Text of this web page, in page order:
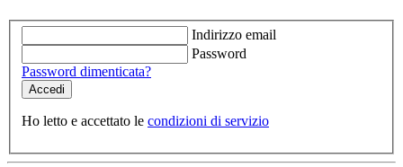
Indirizzo email
Password
Password dimenticata?
Ho letto e accettato le condizioni di servizio